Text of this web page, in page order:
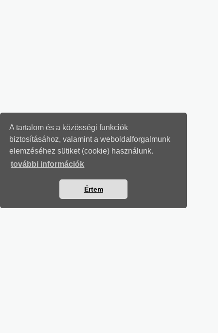
A tartalom és a közösségi funkciók
biztosításához, valamint a weboldalforgalmunk
elemzéséhez sütiket (cookie) használunk.
további információk
Értem